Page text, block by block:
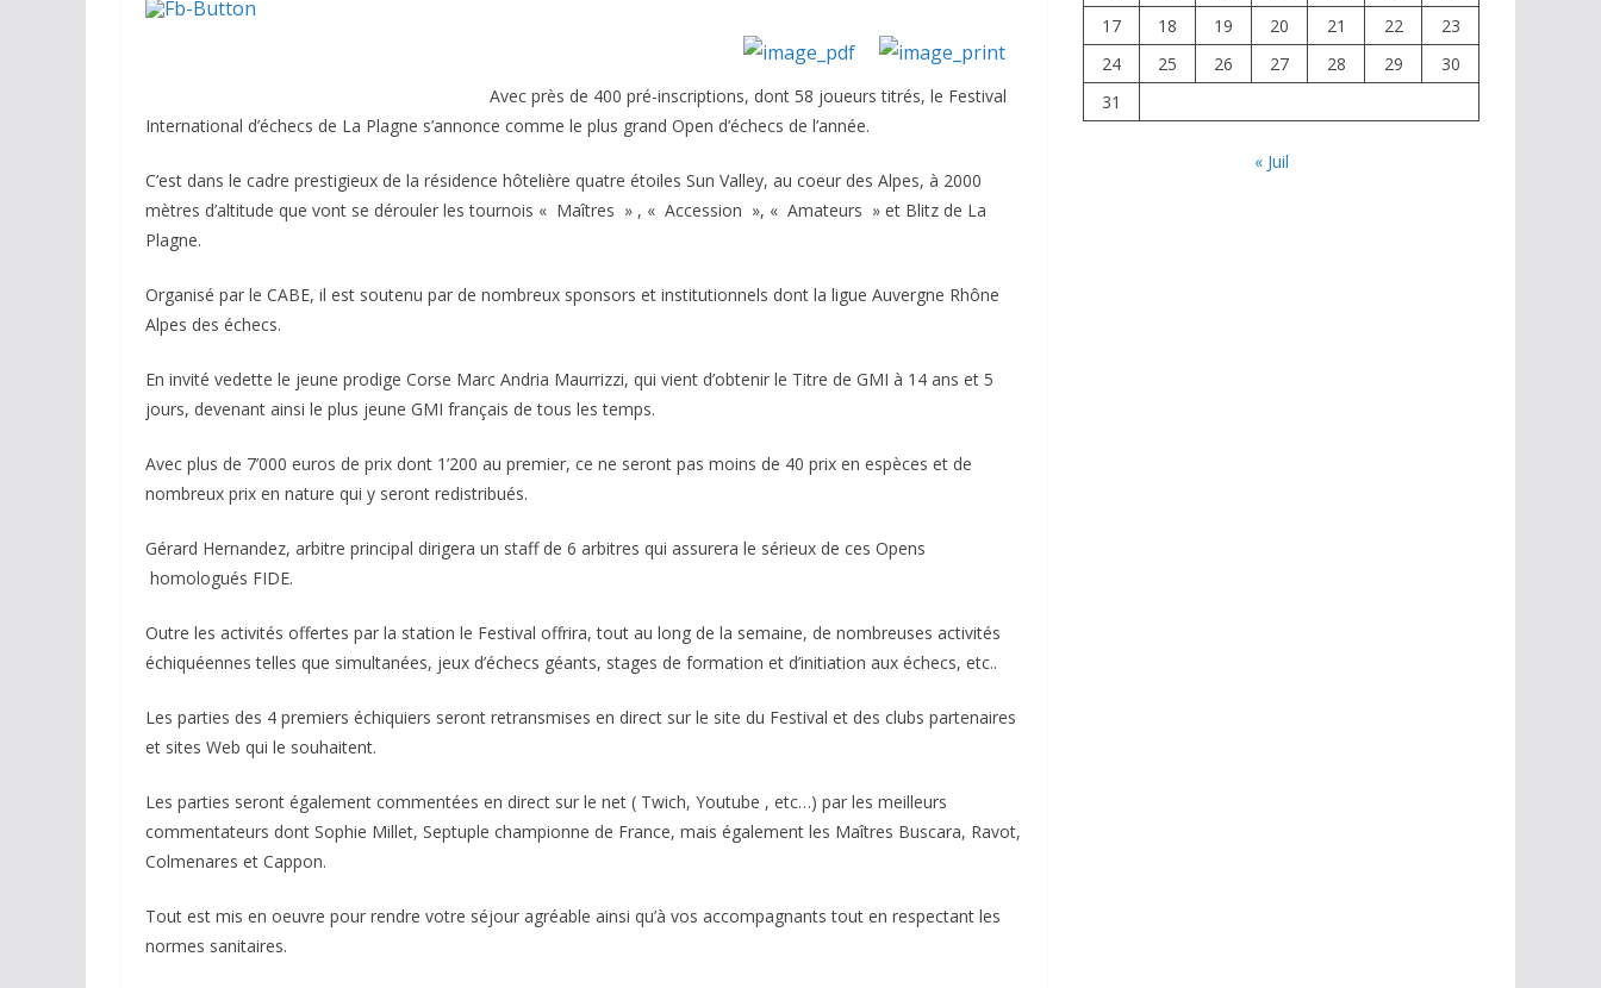
Avec près de 400 pré-inscriptions, dont 58 joueurs titrés, le Festival
International d’échecs de La Plagne s’annonce comme le plus grand Open d’échecs de l’année.
C’est dans le cadre prestigieux de la résidence hôtelière quatre étoiles Sun Valley, au coeur des Alpes, à 2000
mètres d’altitude que vont se dérouler les tournois « Maîtres » , « Accession », « Amateurs » et Blitz de La
Plagne.
Organisé par le CABE, il est soutenu par de nombreux sponsors et institutionnels dont la ligue Auvergne Rhône
Alpes des échecs.
En invité vedette le jeune prodige Corse Marc Andria Maurrizzi, qui vient d’obtenir le Titre de GMI à 14 ans et 5
jours, devenant ainsi le plus jeune GMI français de tous les temps.
Avec plus de 7’000 euros de prix dont 1’200 au premier, ce ne seront pas moins de 40 prix en espèces et de
nombreux prix en nature qui y seront redistribués.
Gérard Hernandez, arbitre principal dirigera un staff de 6 arbitres qui assurera le sérieux de ces Opens
homologués FIDE.
Outre les activités offertes par la station le Festival offrira, tout au long de la semaine, de nombreuses activités
échiquéennes telles que simultanées, jeux d’échecs géants, stages de formation et d’initiation aux échecs, etc..
Les parties des 4 premiers échiquiers seront retransmises en direct sur le site du Festival et des clubs partenaires
et sites Web qui le souhaitent.
Les parties seront également commentées en direct sur le net ( Twich, Youtube , etc…) par les meilleurs
commentateurs dont Sophie Millet, Septuple championne de France, mais également les Maîtres Buscara, Ravot,
Colmenares et Cappon.
Tout est mis en oeuvre pour rendre votre séjour agréable ainsi qu’à vos accompagnants tout en respectant les
normes sanitaires.
17
18 19 20 21 22
23
24
25 26 27 28 29
30
31
« Juil